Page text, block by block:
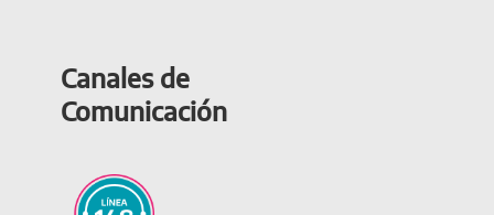
Canales de
Comunicación